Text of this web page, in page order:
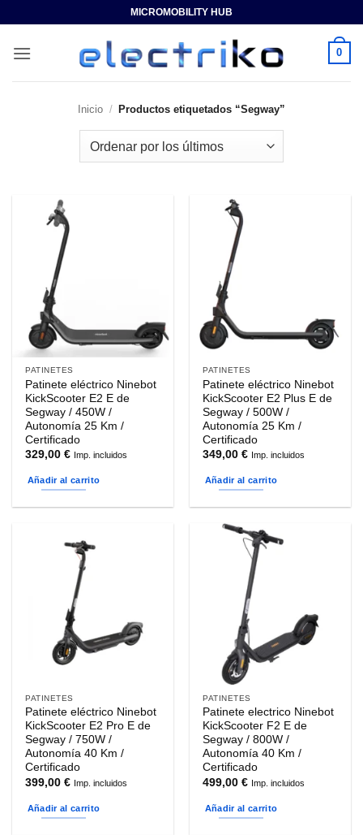
contenido
MICROMOBILITY HUB
0
Inicio / Productos etiquetados “Segway”
PATINETES
Patinete eléctrico Ninebot
KickScooter E2 E de
Segway / 450W /
Autonomía 25 Km /
Certificado
329,00€ Imp. incluidos
Añadir al carrito
PATINETES
Patinete eléctrico Ninebot
KickScooter E2 Plus E de
Segway / 500W /
Autonomía 25 Km /
Certificado
349,00€ Imp. incluidos
Añadir al carrito
PATINETES
Patinete eléctrico Ninebot
KickScooter E2 Pro E de
Segway / 750W /
Autonomía 40 Km /
Certificado
399,00€ Imp. incluidos
Añadir al carrito
PATINETES
Patinete electrico Ninebot
KickScooter F2 E de
Segway / 800W /
Autonomía 40 Km /
Certificado
499,00€ Imp. incluidos
Añadir al carrito